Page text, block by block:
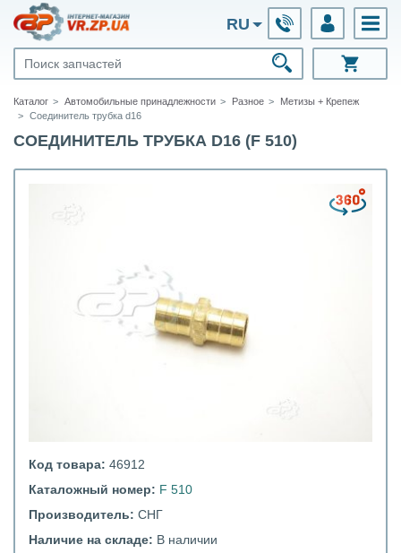
RU
Каталог Автомобильные принадлежности Разное
Метизы + Крепеж
Соединитель трубка d16
СОЕДИНИТЕЛЬ ТРУБКА D16 (F 510)
Код товара: 46912
Каталожный номер: F 510
Производитель: СНГ
Наличие на складе: В наличии